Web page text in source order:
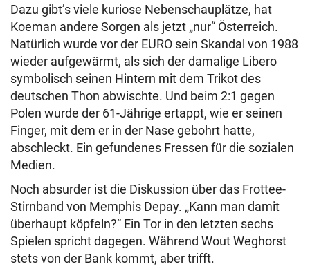
Dazu gibt’s viele kuriose Nebenschauplätze, hat
Koeman andere Sorgen als jetzt „nur“ Österreich.
Natürlich wurde vor der EURO sein Skandal von 1988
wieder aufgewärmt, als sich der damalige Libero
symbolisch seinen Hintern mit dem Trikot des
deutschen Thon abwischte. Und beim 2:1 gegen
Polen wurde der 61-Jährige ertappt, wie er seinen
Finger, mit dem er in der Nase gebohrt hatte,
abschleckt. Ein gefundenes Fressen für die sozialen
Medien.
Noch absurder ist die Diskussion über das Frottee-
Stirnband von Memphis Depay. „Kann man damit
überhaupt köpfeln?“ Ein Tor in den letzten sechs
Spielen spricht dagegen. Während Wout Weghorst
stets von der Bank kommt, aber trifft.